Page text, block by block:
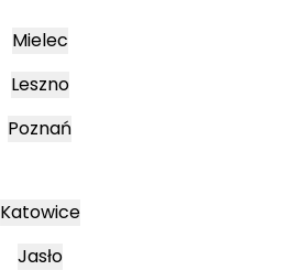
Mielec
Leszno
Poznań
Katowice
Jasło